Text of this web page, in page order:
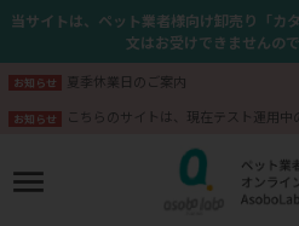
当サイトは、ペット業者様向け卸売り「カ
文はお受けできませんの
お知らせ 夏季休業日のご案内
お知らせ こちらのサイトは、現在テスト運用